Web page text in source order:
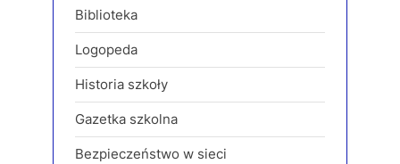
Biblioteka
Logopeda
Historia szkoły
Gazetka szkolna
Bezpieczeństwo w sieci